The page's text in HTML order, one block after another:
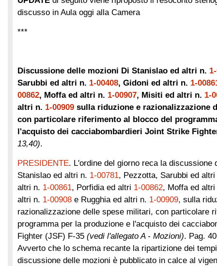
discusso in Aula oggi alla Camera
***
Discussione delle mozioni Di Stanislao ed altri n.
Sarubbi ed altri n. 1-00408, Gidoni ed altri n. 1-
00862, Moffa ed altri n. 1-00907, Misiti ed altri n. 1-
altri n. 1-00909 sulla riduzione e razionalizzazione
con particolare riferimento al blocco del
l'acquisto dei cacciabombardieri Joint Strike
13,40).
PRESIDENTE. L'ordine del giorno reca la discussione
Stanislao ed altri n. 1-00781, Pezzotta, Sarubbi ed
altri n. 1-00861, Porfidia ed altri 1-00862, Moffa ed
altri n. 1-00908 e Rugghia ed altri n. 1-00909, sulla
razionalizzazione delle spese militari, con particolare
programma per la produzione e l'acquisto dei
Fighter (JSF) F-35 (vedi l'allegato A - Mozioni). Pag. 40
Avverto che lo schema recante la ripartizione dei
discussione delle mozioni è pubblicato in calce al